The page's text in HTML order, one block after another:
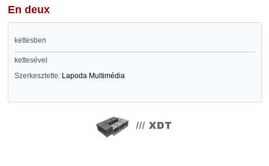
en deux
kettesben
kettesével
Szerkesztette: Lapoda Multimédia